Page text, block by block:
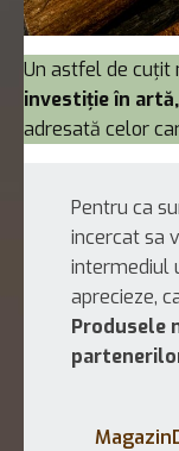
Un astfel de cuțit
investiție în
adresată celor
Pentru ca
incercat sa
intermediul
aprecieze,
Produsele